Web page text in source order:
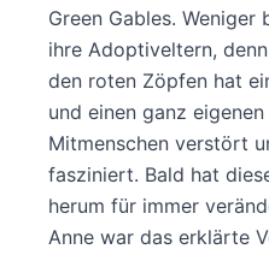
Green Gables.
ihre Adoptiveltern,
den roten Zöpfen hat
und einen ganz
Mitmenschen verstört
fasziniert. Bald hat
herum für immer
Anne war das erklärte